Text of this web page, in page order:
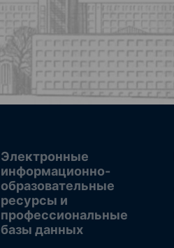
Электронные
информационно-
образовательные
ресурсы и
профессиональные
базы данных